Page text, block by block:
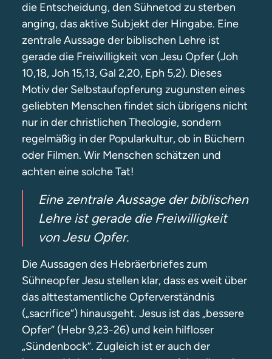
die Entscheidung, den Sühnetod zu sterben
anging, das aktive Subjekt der Hingabe. Eine
zentrale Aussage der biblischen Lehre ist
gerade die Freiwilligkeit von Jesu Opfer (Joh
10,18, Joh 15,13, Gal 2,20, Eph 5,2). Dieses
Motiv der Selbstaufopferung zugunsten eines
geliebten Menschen findet sich übrigens nicht
nur in der christlichen Theologie, sondern
regelmäßig in der Popularkultur, ob in Büchern
oder Filmen. Wir Menschen schätzen und
achten eine solche Tat!
Eine zentrale Aussage der biblischen
Lehre ist gerade die Freiwilligkeit
von Jesu Opfer.
‌Die Aussagen des Hebräerbriefes zum
Sühneopfer Jesu stellen klar, dass es weit über
das alttestamentliche Opferverständnis
(„sacrifice“) hinausgeht. Jesus ist das „bessere
Opfer“ (Hebr 9,23-26) und kein hilfloser
„Sündenbock“. Zugleich ist er auch der